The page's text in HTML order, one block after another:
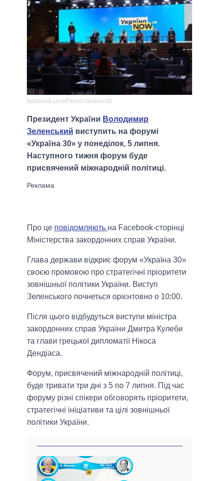
facebook.com/Forum.Ukraine30
Президент України Володимир
Зеленський виступить на форумі
«Україна 30» у понеділок, 5 липня.
Наступного тижня форум буде
присвячений міжнародній політиці.
Про це повідомляють на Facebook-сторінці
Міністерства закордонних справ України.
Глава держави відкриє форум «Україна 30»
своєю промовою про стратегічні пріоритети
зовнішньої політики України. Виступ
Зеленського почнеться орієнтовно о 10:00.
Після цього відбудуться виступи міністра
закордонних справ України Дмитра Кулеби
та глави грецької дипломатії Нікоса
Дендіаса.
Форум, присвячений міжнародній політиці,
буде тривати три дні з 5 по 7 липня. Під час
форуму різні спікери обговорять пріоритети,
стратегічні ініціативи та цілі зовнішньої
політики України.